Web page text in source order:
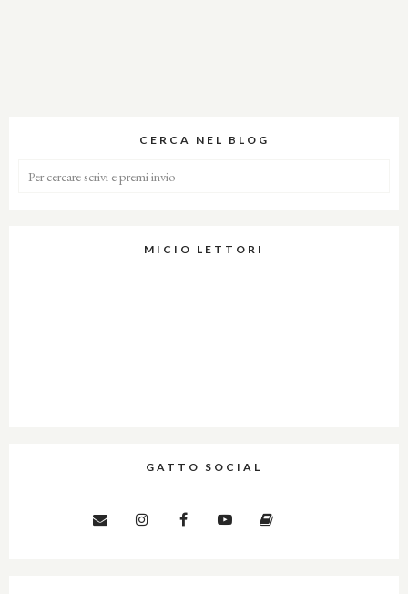
CERCA NEL BLOG
MICIO LETTORI
GATTO SOCIAL